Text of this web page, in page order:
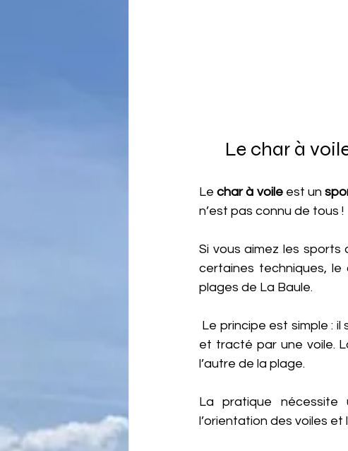
Le char à
Le char à voile est un
n’est pas connu de tous !
Si vous aimez les sports
certaines techniques,
plages de La Baule.
et tracté par une voile.
l’autre de la plage.
La pratique nécessite
l’orientation des voiles